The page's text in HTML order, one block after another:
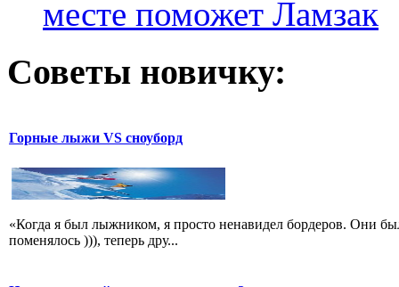
месте поможет Ламзак
Советы новичку:
Горные лыжи VS сноуборд
«Когда я был лыжником, я просто ненавидел бордеров. Они
поменялось ))), теперь дру...